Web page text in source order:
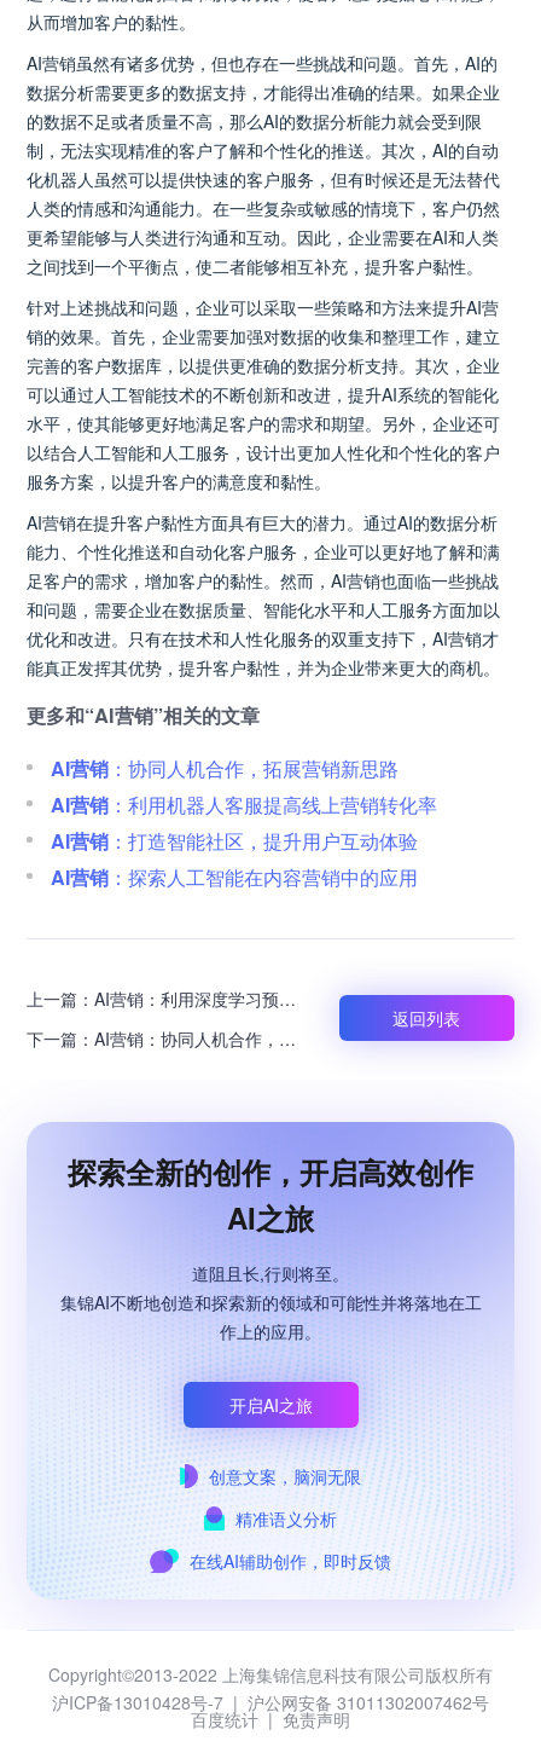
从而增加客户的黏性。
AI营销虽然有诸多优势，但也存在一些挑战和问题。首先，AI的
数据分析需要更多的数据支持，才能得出准确的结果。如果企业
的数据不足或者质量不高，那么AI的数据分析能力就会受到限
制，无法实现精准的客户了解和个性化的推送。其次，AI的自动
化机器人虽然可以提供快速的客户服务，但有时候还是无法替代
人类的情感和沟通能力。在一些复杂或敏感的情境下，客户仍然
更希望能够与人类进行沟通和互动。因此，企业需要在AI和人类
之间找到一个平衡点，使二者能够相互补充，提升客户黏性。
针对上述挑战和问题，企业可以采取一些策略和方法来提升AI营
销的效果。首先，企业需要加强对数据的收集和整理工作，建立
完善的客户数据库，以提供更准确的数据分析支持。其次，企业
可以通过人工智能技术的不断创新和改进，提升AI系统的智能化
水平，使其能够更好地满足客户的需求和期望。另外，企业还可
以结合人工智能和人工服务，设计出更加人性化和个性化的客户
服务方案，以提升客户的满意度和黏性。
AI营销在提升客户黏性方面具有巨大的潜力。通过AI的数据分析
能力、个性化推送和自动化客户服务，企业可以更好地了解和满
足客户的需求，增加客户的黏性。然而，AI营销也面临一些挑战
和问题，需要企业在数据质量、智能化水平和人工服务方面加以
优化和改进。只有在技术和人性化服务的双重支持下，AI营销才
能真正发挥其优势，提升客户黏性，并为企业带来更大的商机。
更多和“AI营销”相关的文章
AI营销 ：协同人机合作，拓展营销新思路
AI营销 ：利用机器人客服提高线上营销转化率
AI营销 ：打造智能社区，提升用户互动体验
AI营销 ：探索人工智能在内容营销中的应用
上一篇：AI营销：利用深度学习预测
市场需求变化
下一篇：AI营销：协同人机合作，拓
返回列表
探索全新的创作，开启高效创作
AI之旅
道阻且长,行则将至。
集锦AI不断地创造和探索新的领域和可能性并将落地在工
作上的应用。
开启AI之旅
创意文案，脑洞无限
精准语义分析
在线AI辅助创作，即时反馈
Copyright©2013-2022 上海集锦信息科技有限公司版权所有
沪ICP备13010428号-7 | 沪公网安备 31011302007462号
百度统计 | 免责声明